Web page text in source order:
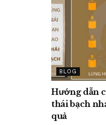
BLOG
Hướng dẫn
thái bạch
quả